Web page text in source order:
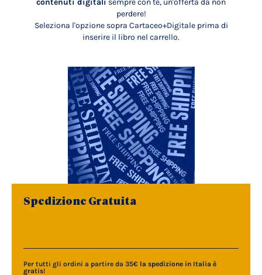
perdere!
Seleziona l'opzione sopra Cartaceo+Digitale prima di
inserire il libro nel carrello.
Spedizione Gratuita
Per tutti gli ordini a partire da 35€ la spedizione in Italia è
gratis!